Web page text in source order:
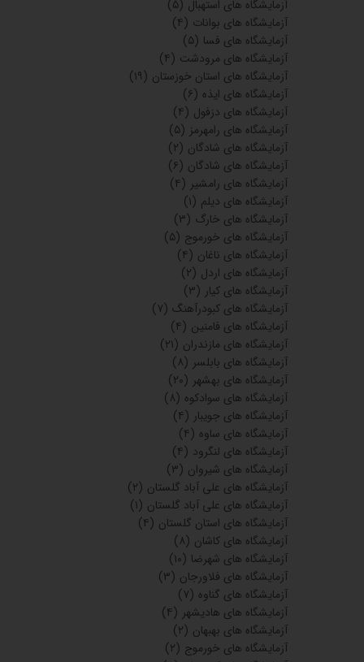
آزمایشگاه های استهبال (۵)
آزمایشگاه های بوانات (۴)
آزمایشگاه های فسا (۵)
آزمایشگاه های مرودشت (۴)
آزمایشگاه های استان خوزستان (۱۹)
آزمایشگاه های ایذه (۶)
آزمایشگاه های دزفول (۴)
آزمایشگاه های رامهرمز (۵)
آزمایشگاه های شادگان (۲)
آزمایشگاه های شادگان (۶)
آزمایشگاه های رامشیر (۴)
آزمایشگاه های دیلم (۱)
آزمایشگاه های خارگ (۳)
آزمایشگاه های خورموج (۵)
آزمایشگاه های ناغان (۴)
آزمایشگاه های اردل (۲)
آزمایشگاه های کیار (۳)
آزمایشگاه های کبودرآهنگ (۷)
آزمایشگاه های فامنین (۴)
آزمایشگاه های مازندران (۲۱)
آزمایشگاه های بابلسر (۸)
آزمایشگاه های بهشهر (۲۰)
آزمایشگاه های سوادکوه (۸)
آزمایشگاه های جویبار (۴)
آزمایشگاه های ساوه (۴)
آزمایشگاه های لنگرود (۴)
آزمایشگاه های شیروان (۳)
آزمایشگاه های علی آباد گلستان (۲)
آزمایشگاه های علی آباد گلستان (۱)
آزمایشگاه های استان گلستان (۴)
آزمایشگاه های کاشان (۸)
آزمایشگاه های شهرضا (۱۰)
آزمایشگاه های فلاورجان (۳)
آزمایشگاه های گناوه (۷)
آزمایشگاه های هادیشهر (۴)
آزمایشگاه های بهبهان (۲)
آزمایشگاه های خورموج (۲)